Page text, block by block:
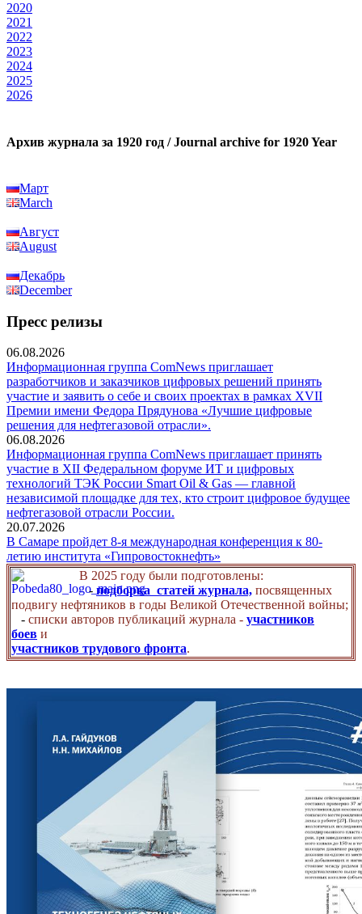
2020
2021
2022
2023
2024
2025
2026
Архив журнала за 1920 год / Journal archive for 1920 Year
Март
March
Август
August
Декабрь
December
Пресс релизы
06.08.2026
Информационная группа ComNews приглашает
разработчиков и заказчиков цифровых решений принять
участие и заявить о себе и своих проектах в рамках XVII
Премии имени Федора Прядунова «Лучшие цифровые
решения для нефтегазовой отрасли».
06.08.2026
Информационная группа ComNews приглашает принять
участие в XII Федеральном форуме ИТ и цифровых
технологий ТЭК России Smart Oil & Gas — главной
независимой площадке для тех, кто строит цифровое будущее
нефтегазовой отрасли России.
20.07.2026
В Самаре пройдет 8-я международная конференция к 80-
летию института «Гипровостокнефть»
В 2025 году были подготовлены:
- подборка статей журнала, посвященных
подвигу нефтяников в годы Великой Отечественной войны;
- списки авторов публикаций журнала - участников
боев и
участников трудового фронта.